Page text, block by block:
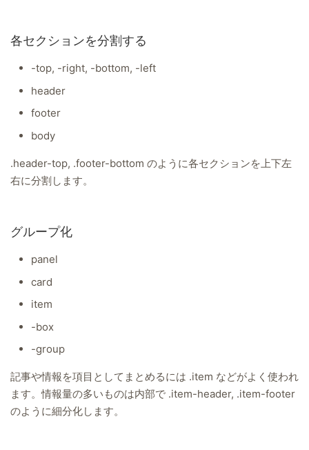
各セクションを分割する
-top, -right, -bottom, -left
header
footer
body
.header-top, .footer-bottom のように各セクションを上下左
右に分割します。
グループ化
panel
card
item
-box
-group
記事や情報を項目としてまとめるには .item などがよく使われ
ます。情報量の多いものは内部で .item-header, .item-footer
のように細分化します。